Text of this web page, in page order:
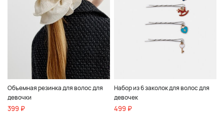
Объемная резинка для волос для
девочки
399 ₽
Набор из 6 заколок для волос для
девочек
499 ₽